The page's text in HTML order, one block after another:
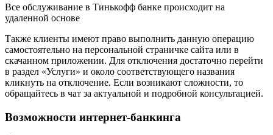
Все обслуживание в Тинькофф банке происходит на
удаленной основе
Также клиенты имеют право выполнить данную операцию
самостоятельно на персональной страничке сайта или в
скачанном приложении. Для отключения достаточно перейти
в раздел «Услуги» и около соответствующего названия
кликнуть на отключение. Если возникают сложности, то
обращайтесь в чат за актуальной и подробной консультацией.
Возможности интернет-банкинга